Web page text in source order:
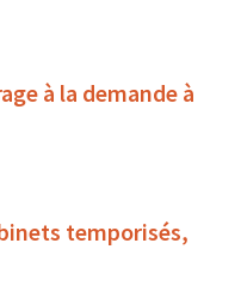
à la demande à
temporisés,